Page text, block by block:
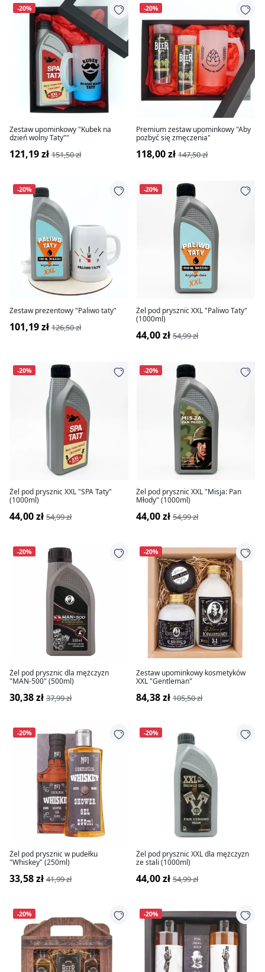
-20%
Zestaw upominkowy "Kubek na
dzień wolny Taty""
121,19 zł 151,50 zł
-20%
Premium zestaw upominkowy "Aby
pozbyć się zmęczenia"
118,00 zł 147,50 zł
-20%
Zestaw prezentowy "Paliwo taty"
101,19 zł 126,50 zł
-20%
Żel pod prysznic XXL "Paliwo Taty"
(1000ml)
44,00 zł 54,99 zł
-20%
Żel pod prysznic XXL "SPA Taty"
(1000ml)
44,00 zł 54,99 zł
-20%
Żel pod prysznic XXL "Misja: Pan
Młody" (1000ml)
44,00 zł 54,99 zł
-20%
Żel pod prysznic dla mężczyzn
"MAN-500" (500ml)
30,38 zł 37,99 zł
-20%
Zestaw upominkowy kosmetyków
XXL "Gentleman"
84,38 zł 105,50 zł
-20%
Żel pod prysznic w pudełku
"Whiskey" (250ml)
33,58 zł 41,99 zł
-20%
Żel pod prysznic XXL dla mężczyzn
ze stali (1000ml)
44,00 zł 54,99 zł
-20% -20%